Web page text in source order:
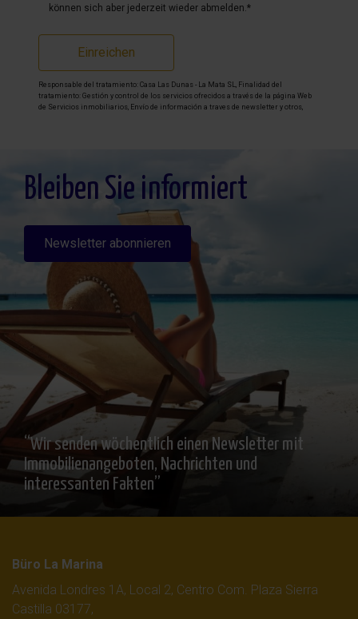
können sich aber jederzeit wieder abmelden.*
Einreichen
Responsable del tratamiento: Casa Las Dunas - La Mata SL, Finalidad del
tratamiento: Gestión y control de los servicios ofrecidos a través de la página Web
de Servicios inmobiliarios, Envío de información a traves de newsletter y otros,
detallada sobre protección de datos
Aquí
Bleiben Sie informiert
Newsletter abonnieren
“Wir senden wöchentlich einen Newsletter mit
Immobilienangeboten, Nachrichten und
interessanten Fakten”
Büro La Marina
Avenida Londres 1A, Local 2, Centro Com. Plaza Sierra
Castilla 03177,